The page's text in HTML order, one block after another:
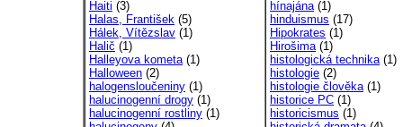
Haiti (3)
Halas, František (5)
Hálek, Vítězslav (1)
Halič (1)
Halleyova kometa(1)
Halloween (2)
halogensloučeniny (1)
halucinogenní drogy (1)
halucinogenní rostliny (1)
hínajána(1)
hinduismus (17)
Hipokrates (1)
Hirošima(1)
histologická technika(1)
histologie (2)
histologie člověka(1)
historice PC (1)
historicismus (1)